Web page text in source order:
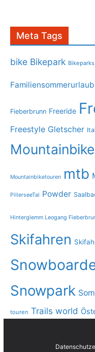
Meta Tags
bike Bikepark Bikeparks
Familiensommerurlaub
Fieberbrunn Freeride
Freestyle Gletscher
Mountainbike
Mountainbiketouren mtb
PillerseeTal Powder
Hinterglemm Leogang
Skifahren
Snowpark
touren Trails world